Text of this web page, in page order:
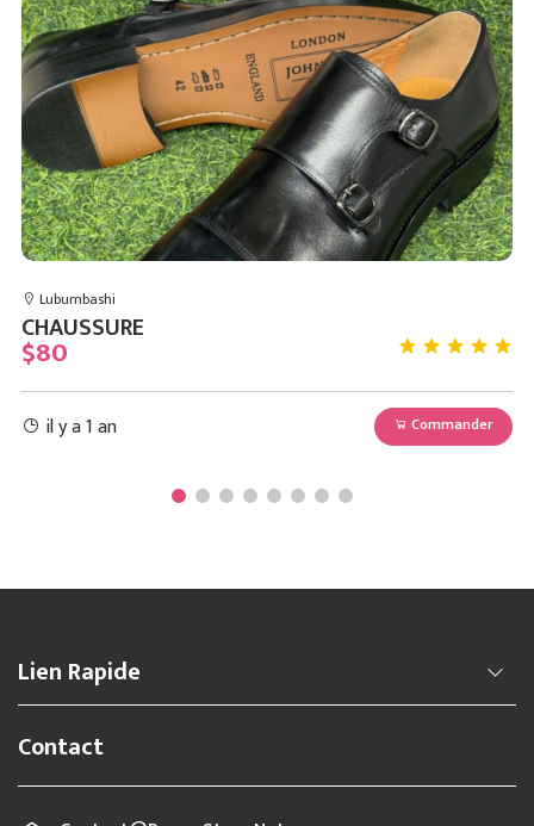
Lubumbashi
CHAUSSURE
$80
il y a 1 an Commander
Lien Rapide
Contact